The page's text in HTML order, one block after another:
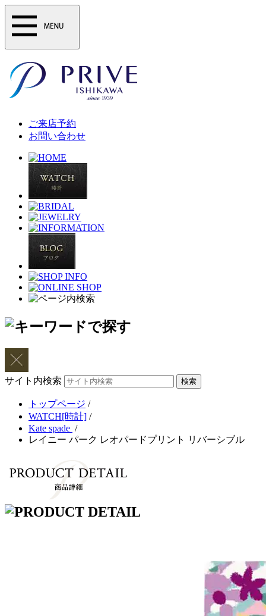
ご来店予約
お問い合わせ
サイト内検索
トップページ /
WATCH[時計] /
Kate spade /
レイニー パーク レオパードプリント リバーシブル